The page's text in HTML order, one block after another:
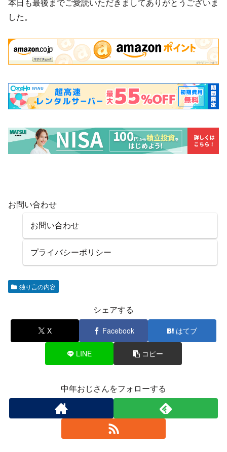
した。
お問い合わせ
お問い合わせ
プライバシーポリシー
独り言の内容
シェアする
X Facebook はてブ
LINE コピー
中年おじさんをフォローする